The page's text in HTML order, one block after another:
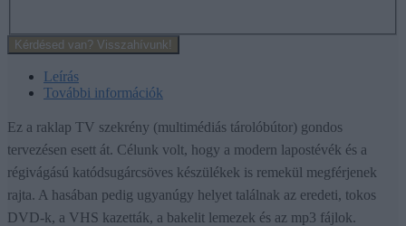
Kérdésed van? Visszahívunk!
Leírás
További információk
Ez a raklap TV szekrény (multimédiás tárolóbútor) gondos
tervezésen esett át. Célunk volt, hogy a modern lapostévék és a
régivágású katódsugárcsöves készülékek is remekül megférjenek
rajta. A hasában pedig ugyanúgy helyet találnak az eredeti, tokos
DVD-k, a VHS kazetták, a bakelit lemezek és az mp3 fájlok.